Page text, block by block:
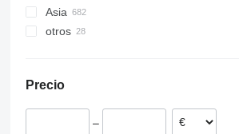
T-seriesSCC2000
SCC2500
Asia
China
otros
Ucrania
Polonia
Precio
–